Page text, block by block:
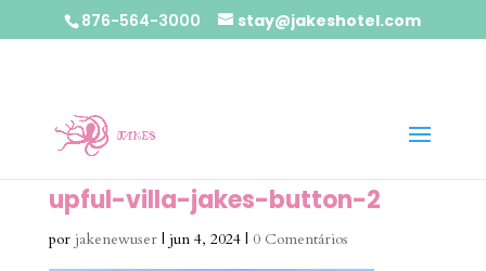
876-564-3000 stay@jakeshotel.com
upful-villa-jakes-button-2
por jakenewuser| jun 4, 2024| 0 Comentários